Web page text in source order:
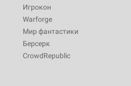
Игрокон
Warforge
Мир фантастики
Берсерк
CrowdRepublic